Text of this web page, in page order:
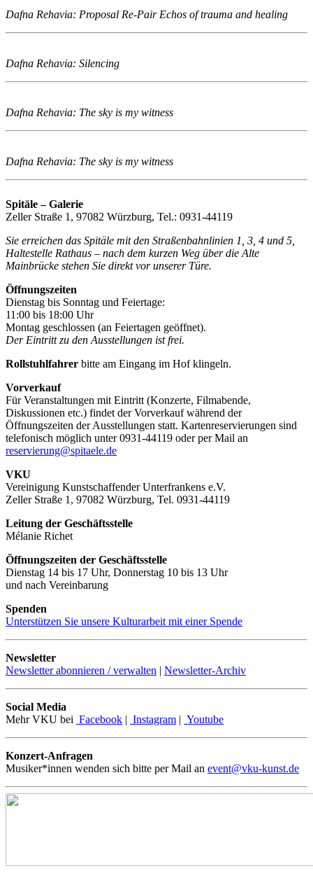
Dafna Rehavia: Proposal Re-Pair Echos of trauma and healing
Dafna Rehavia: Silencing
Dafna Rehavia: The sky is my witness
Dafna Rehavia: The sky is my witness
Spitäle – Galerie
Zeller Straße 1, 97082 Würzburg, Tel.: 0931-44119
Sie erreichen das Spitäle mit den Straßenbahnlinien 1, 3, 4 und 5,
Haltestelle Rathaus – nach dem kurzen Weg über die Alte
Mainbrücke stehen Sie direkt vor unserer Türe.
Öffnungszeiten
Dienstag bis Sonntag und Feiertage:
11:00 bis 18:00 Uhr
Montag geschlossen (an Feiertagen geöffnet).
Der Eintritt zu den Ausstellungen ist frei.
Rollstuhlfahrer bitte am Eingang im Hof klingeln.
Vorverkauf
Für Veranstaltungen mit Eintritt (Konzerte, Filmabende,
Diskussionen etc.) findet der Vorverkauf während der
Öffnungszeiten der Ausstellungen statt. Kartenreservierungen sind
telefonisch möglich unter 0931-44119 oder per Mail an
reservierung@spitaele.de
VKU
Vereinigung Kunstschaffender Unterfrankens e.V.
Zeller Straße 1, 97082 Würzburg, Tel. 0931-44119
Leitung der Geschäftsstelle
Mélanie Richet
Öffnungszeiten der Geschäftsstelle
Dienstag 14 bis 17 Uhr, Donnerstag 10 bis 13 Uhr
und nach Vereinbarung
Spenden
Unterstützen Sie unsere Kulturarbeit mit einer Spende
Newsletter
Newsletter abonnieren / verwalten | Newsletter-Archiv
Social Media
Mehr VKU bei Facebook | Instagram | Youtube
Konzert-Anfragen
Musiker*innen wenden sich bitte per Mail an event@vku-kunst.de